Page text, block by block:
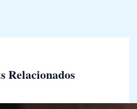
Relacionados